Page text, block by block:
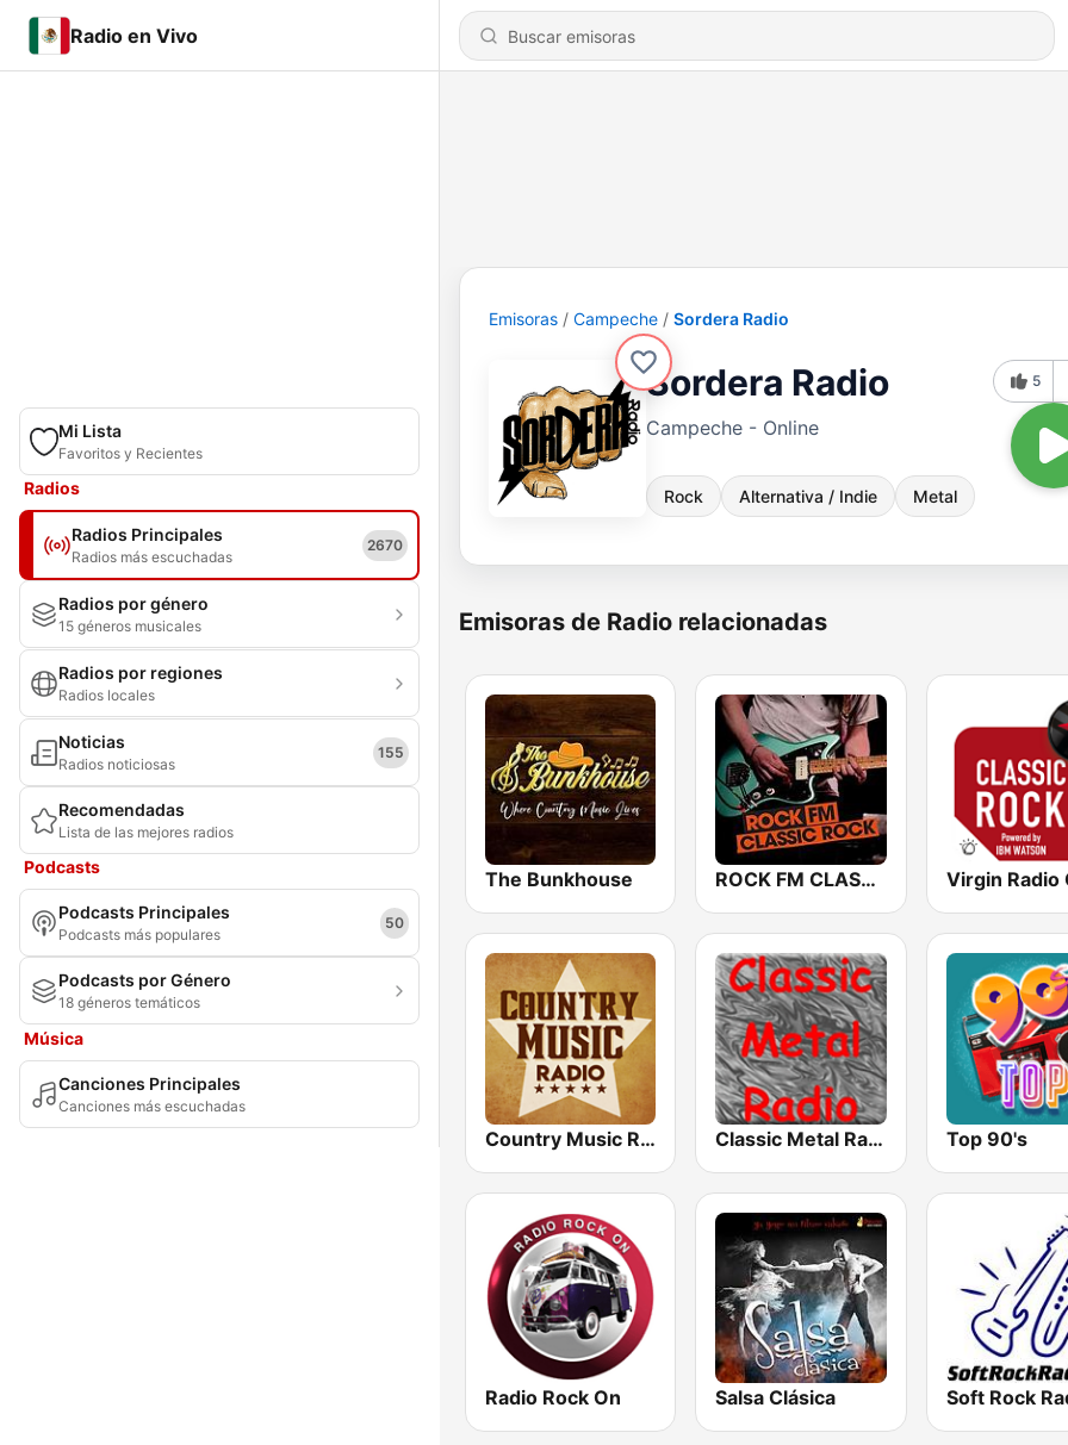
Radio en Vivo
Mi Lista
Favoritos y Recientes
Radios
Radios Principales
Radios más escuchadas
2670
Radios por género
15 géneros musicales
Radios por regiones
Radios locales
Noticias
Radios noticiosas
155
Recomendadas
Lista de las mejores radios
Podcasts
Podcasts Principales
Podcasts más populares
50
Podcasts por Género
18 géneros temáticos
Música
Canciones Principales
Canciones más escuchadas
Emisoras Campeche Sordera Radio
Sordera Radio
Campeche - Online
Rock Alternativa / Indie Metal
5
Emisoras de Radio relacionadas
The Bunkhouse ROCK FM CLASSIC ROCK
Country Music Radio - Classic Country Classic Metal Radio Top 90's
Radio Rock On Salsa Clásica Soft Rock